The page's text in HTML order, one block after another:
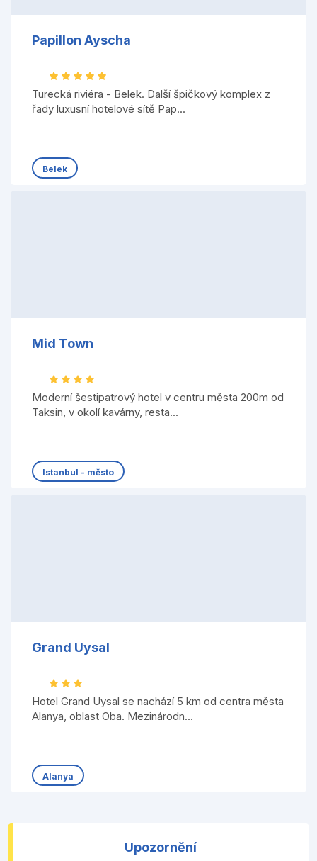
Papillon Ayscha
Turecká riviéra - Belek. Další špičkový komplex z
řady luxusní hotelové sítě Pap...
Belek
Mid Town
Moderní šestipatrový hotel v centru města 200m od
Taksin, v okolí kavárny, resta...
Istanbul - město
Grand Uysal
Hotel Grand Uysal se nachází 5 km od centra města
Alanya, oblast Oba. Mezinárodn...
Alanya
Upozornění